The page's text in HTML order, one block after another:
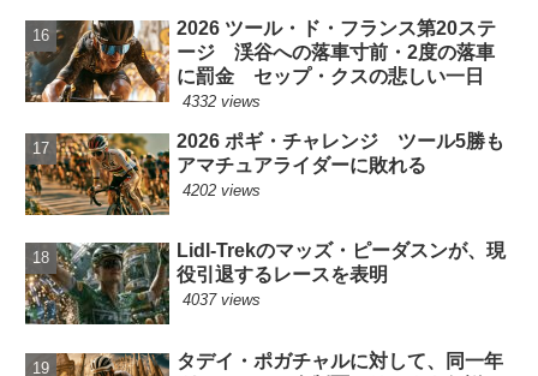
2026 ツール・ド・フランス第20ステ
ージ 渓谷への落車寸前・2度の落車
に罰金 セップ・クスの悲しい一日
4332 views
2026 ポギ・チャレンジ ツール5勝も
アマチュアライダーに敗れる
4202 views
Lidl-Trekのマッズ・ピーダスンが、現
役引退するレースを表明
4037 views
タデイ・ポガチャルに対して、同一年